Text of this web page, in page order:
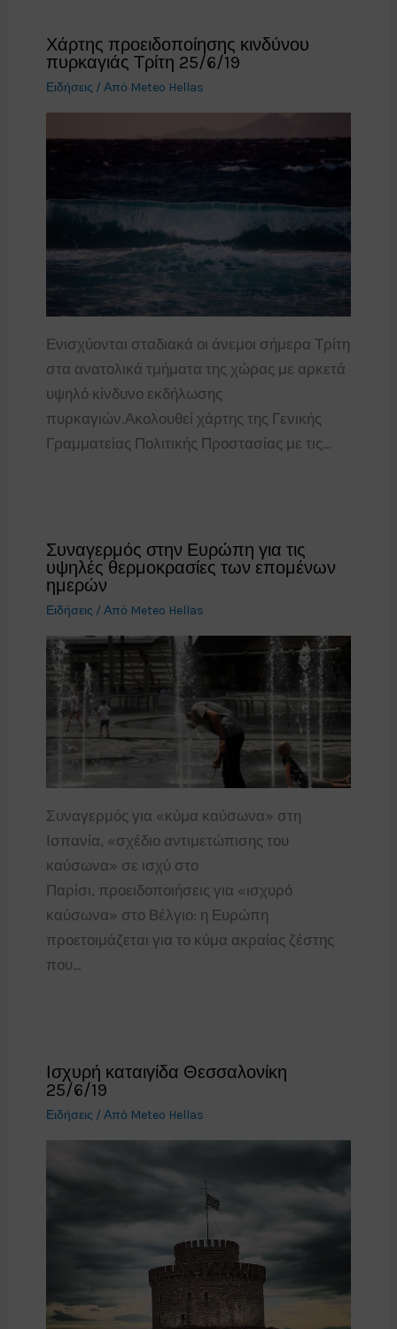
Χάρτης προειδοποίησης κινδύνου
πυρκαγιάς Τρίτη 25/6/19
Ειδήσεις / Από Meteo Hellas
Ενισχύονται σταδιακά οι άνεμοι σήμερα Τρίτη
στα ανατολικά τμήματα της χώρας με αρκετά
υψηλό κίνδυνο εκδήλωσης
πυρκαγιών.Ακολουθεί χάρτης της Γενικής
Γραμματείας Πολιτικής Προστασίας με τις…
Συναγερμός στην Ευρώπη για τις
υψηλές θερμοκρασίες των επομένων
ημερών
Ειδήσεις / Από Meteo Hellas
Συναγερμός για «κύμα καύσωνα» στη
Ισπανία, «σχέδιο αντιμετώπισης του
καύσωνα» σε ισχύ στο
Παρίσι, προειδοποιήσεις για «ισχυρό
καύσωνα» στο Βέλγιο: η Ευρώπη
προετοιμάζεται για το κύμα ακραίας ζέστης
που…
Ισχυρή καταιγίδα Θεσσαλονίκη
25/6/19
Ειδήσεις / Από Meteo Hellas